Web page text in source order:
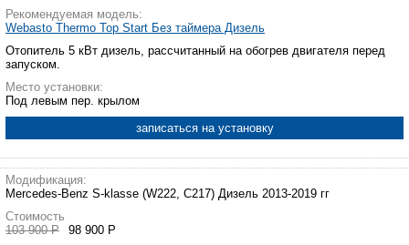
Рекомендуемая модель:
Webasto Thermo Top Start Без таймера Дизель
Отопитель 5 кВт дизель, рассчитанный на обогрев двигателя перед
запуском.
Место установки:
Под левым пер. крылом
записаться на установку
Модификация:
Mercedes-Benz S-klasse (W222, C217) Дизель 2013-2019 гг
Стоимость
103 900 Р
98 900 Р